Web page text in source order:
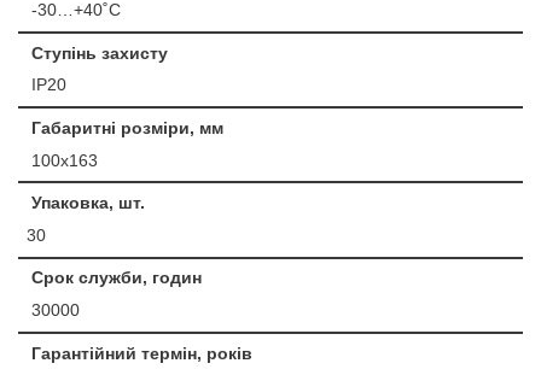
-30…+40˚С
Ступінь захисту
IP20
Габаритні розміри, мм
100х163
Упаковка, шт.
30
Срок служби, годин
30000
Гарантійний термін, років